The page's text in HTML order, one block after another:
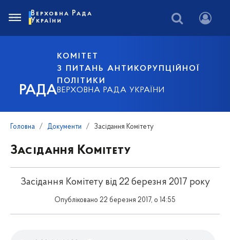
РАДА
КОМІТЕТ
З ПИТАНЬ АНТИКОРУПЦІЙНОЇ
ПОЛІТИКИ
ВЕРХОВНА РАДА УКРАЇНИ
Верховна Рада
України
Головна Документи Засідання Комітету
Засідання Комітету
Засідання Комітету від 22 березня 2017 року
Опубліковано 22 березня 2017, о 14:55